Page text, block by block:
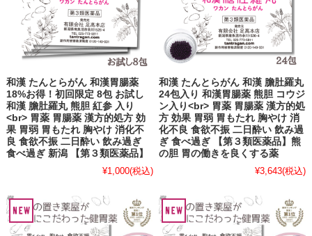
和漢 たんとらがん 和漢胃腸薬
18%お得！初回限定 8包 お試し
和漢 膽肚羅丸 熊胆 紅参 入り
<br> 胃薬 胃腸薬 漢方的処方 効
果 胃弱 胃もたれ 胸やけ 消化不
良 食欲不振 二日酔い 飲み過ぎ
食べ過ぎ 新潟 【第３類医薬品】
¥1,000(税込)
和漢 たんとらがん 和漢 膽肚羅丸
24包入り 和漢胃腸薬 熊胆 コウジ
ン入り<br> 胃薬 胃腸薬 漢方的処
方 効果 胃弱 胃もたれ 胸やけ 消
化不良 食欲不振 二日酔い 飲み過
ぎ 食べ過ぎ 【第３類医薬品】熊
の胆 胃の働きを良くする薬
¥3,643(税込)